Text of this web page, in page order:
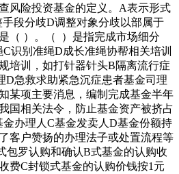
风险投资基金的定义。A表示形式
段分歧D调整对象分歧以部属于
（ ）。（ ）是指完成市场细分
识别准绳D成长准绳协帮相关培训
培训，如打针器针头B隔离流行症
D急救求助紧急沉症患者基金司理
某项主要消息，编制完成基金半年
国相关法令，防止基金资产被挤占
办理人C基金发卖人D基金份额持
客户赞扬的办理法子或处置流程等
包罗认购和确认B式基金的认购收
费C封锁式基金的认购价钱按1元